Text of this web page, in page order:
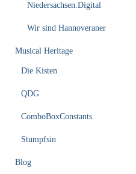
Niedersachsen.Digital
Wir sind Hannoveraner
Musical Heritage
Die Kisten
QDG
ComboBoxConstants
Stumpfsin
Blog